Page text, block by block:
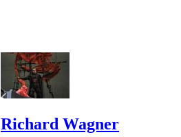
Richard Wagner